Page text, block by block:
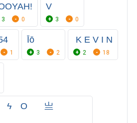
3 0
V
3 0
1
Īō
3 2
ㅤㅤㅤㅤㅤㅤㅤㅤㅤㅤㅤㅤㅤㅤㅤ K E V I N
2 18
ϟﾠOﾠﾠ亗ﾠﾠﾠﾠ